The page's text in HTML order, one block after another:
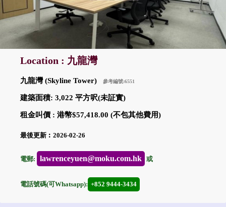
Location : 九龍灣
九龍灣 (Skyline Tower) 參考編號:6551
建築面積: 3,022 平方呎(未証實)
租金叫價 : 港幣$57,418.00 (不包其他費用)
最後更新︰2026-02-26
電郵: lawrenceyuen@moku.com.hk 或
電話號碼(可Whatsapp): +852 9444-3434